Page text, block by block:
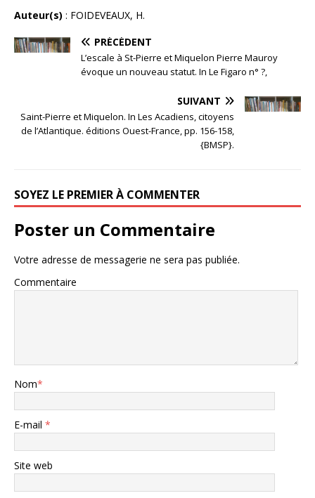
Auteur(s) : FOIDEVEAUX, H.
PRÉCÉDENT
L’escale à St-Pierre et Miquelon Pierre Mauroy
évoque un nouveau statut. In Le Figaro n° ?,
SUIVANT
Saint-Pierre et Miquelon. In Les Acadiens, citoyens
de l’Atlantique. éditions Ouest-France, pp. 156-158,
{BMSP}.
SOYEZ LE PREMIER À COMMENTER
Poster un Commentaire
Votre adresse de messagerie ne sera pas publiée.
Commentaire
Nom*
E-mail *
Site web